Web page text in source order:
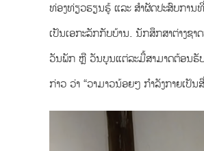
ທ່ອງທ່ຽວຮຽນຮູ້ ແລະ ສຳຜັດປະສົບການ
ເປັນເອກະລັກກັບບ້ານ. ນັກສຶກສາຕ່າງຊາ
ວັນພັກ ຫຼື ວັນບຸນແຕ່ລະມື້ສາມາດຕ້ອນຮັ
ກ່າວ ວ່າ “ວາມາວນ້ອຍໆ ກຳລັງກາຍເປັ